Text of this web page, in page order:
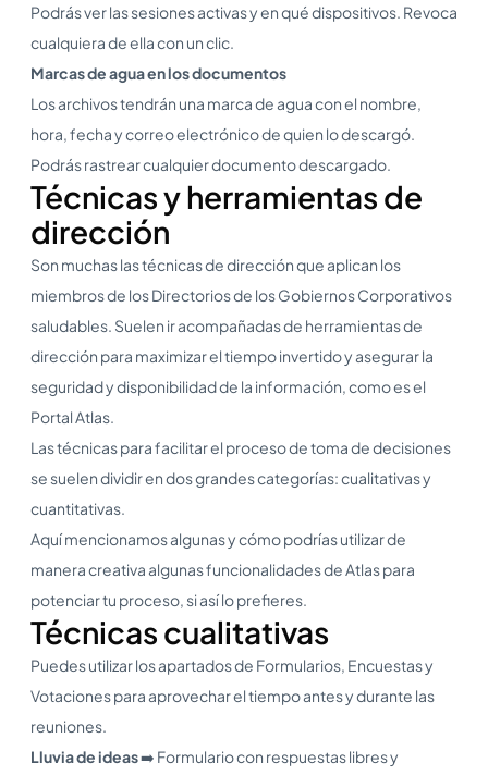
Podrás ver las sesiones activas y en qué dispositivos. Revoca
cualquiera de ella con un clic.
Marcas de agua en los documentos
Los archivos tendrán una marca de agua con el nombre,
hora, fecha y correo electrónico de quien lo descargó.
Podrás rastrear cualquier documento descargado.
Técnicas y herramientas de
dirección
Son muchas las técnicas de dirección que aplican los
miembros de los Directorios de los Gobiernos Corporativos
saludables. Suelen ir acompañadas de herramientas de
dirección para maximizar el tiempo invertido y asegurar la
seguridad y disponibilidad de la información, como es el
Portal Atlas.
Las técnicas para facilitar el proceso de toma de decisiones
se suelen dividir en dos grandes categorías: cualitativas y
cuantitativas.
Aquí mencionamos algunas y cómo podrías utilizar de
manera creativa algunas funcionalidades de Atlas para
potenciar tu proceso, si así lo prefieres.
Técnicas cualitativas
Puedes utilizar los apartados de Formularios, Encuestas y
Votaciones para aprovechar el tiempo antes y durante las
reuniones.
Lluvia de ideas➡️ Formulario con respuestas libres y